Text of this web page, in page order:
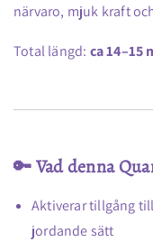
närvaro, mjuk kraft
Total längd: ca 14–15
🔑 Vad denna
Aktiverar tillgång
jordande sätt